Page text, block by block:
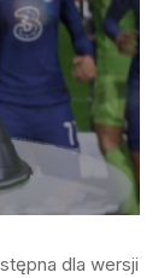
dla wersji